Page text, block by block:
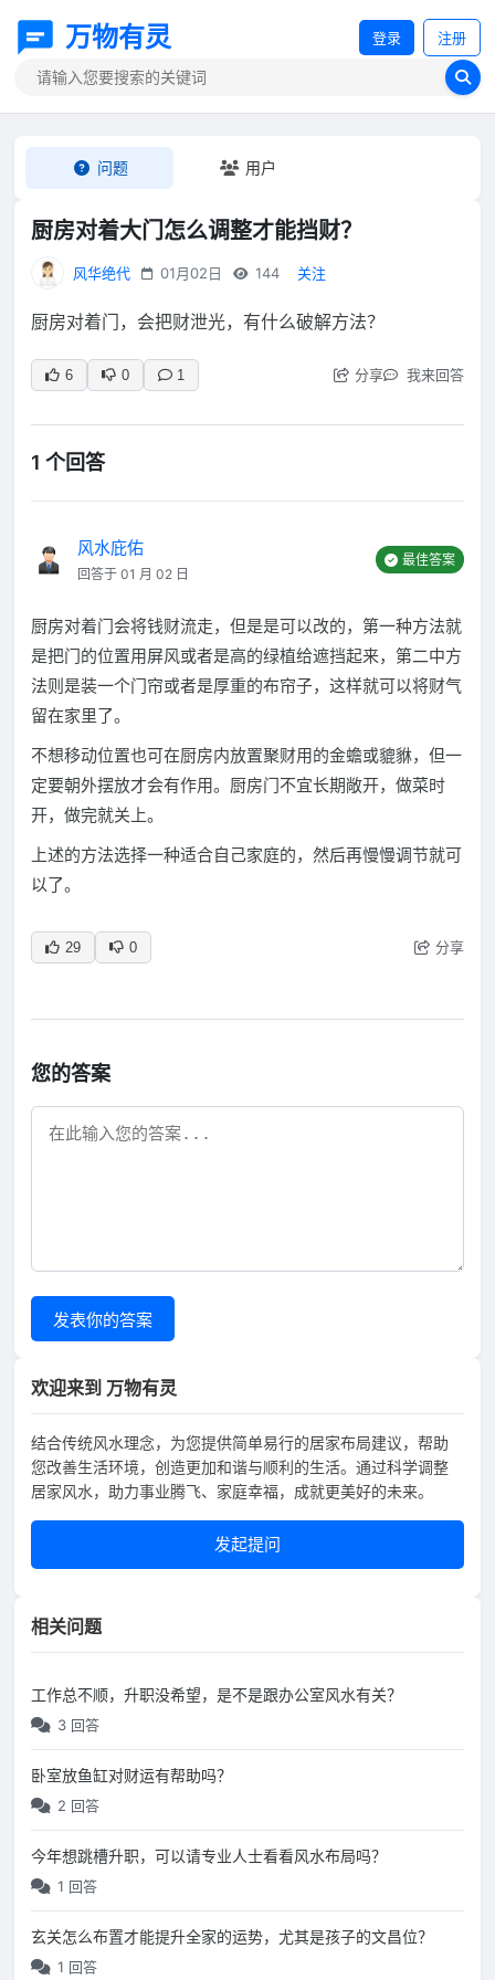
万物有灵 登录 注册
问题 用户
厨房对着大门怎么调整才能挡财？
风华绝代 01月02日 144 关注
厨房对着门，会把财泄光，有什么破解方法？
6 0 1 分享 我来回答
1 个回答
风水庇佑
回答于 01 月 02 日
最佳答案
厨房对着门会将钱财流走，但是是可以改的，第一种方法就
是把门的位置用屏风或者是高的绿植给遮挡起来，第二中方
法则是装一个门帘或者是厚重的布帘子，这样就可以将财气
留在家里了。
不想移动位置也可在厨房内放置聚财用的金蟾或貔貅，但一
定要朝外摆放才会有作用。厨房门不宜长期敞开，做菜时
开，做完就关上。
上述的方法选择一种适合自己家庭的，然后再慢慢调节就可
以了。
29 0 分享
您的答案
发表你的答案
欢迎来到 万物有灵
结合传统风水理念，为您提供简单易行的居家布局建议，帮助
您改善生活环境，创造更加和谐与顺利的生活。通过科学调整
居家风水，助力事业腾飞、家庭幸福，成就更美好的未来。
发起提问
相关问题
工作总不顺，升职没希望，是不是跟办公室风水有关？
3 回答
卧室放鱼缸对财运有帮助吗？
2 回答
今年想跳槽升职，可以请专业人士看看风水布局吗？
1 回答
玄关怎么布置才能提升全家的运势，尤其是孩子的文昌位？
1 回答